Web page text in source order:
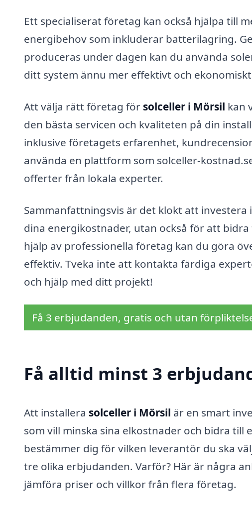
Ett specialiserat företag kan också hjälpa till
energibehov som inkluderar batterilagring.
produceras under dagen kan du använda
ditt system ännu mer effektivt och
Att välja rätt företag för solceller i Mörsil kan
den bästa servicen och kvaliteten på din
inklusive företagets erfarenhet,
använda en plattform som solceller-
offerter från lokala experter.
Sammanfattningsvis är det klokt att investera i
dina energikostnader, utan också för att
hjälp av professionella företag kan du göra
effektiv. Tveka inte att kontakta färdiga
och hjälp med ditt projekt!
Få 3 erbjudanden, gratis och utan
Få alltid minst 3
Att installera solceller i Mörsil är en smart
som vill minska sina elkostnader och bidra
bestämmer dig för vilken leverantör du ska
tre olika erbjudanden. Varför? Här är några
jämföra priser och villkor från flera företag.